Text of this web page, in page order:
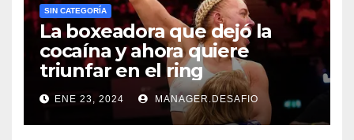
SIN CATEGORÍA
La boxeadora que dejó la
cocaína y ahora quiere
triunfar en el ring​
ENE 23, 2024 MANAGER.DESAFIO